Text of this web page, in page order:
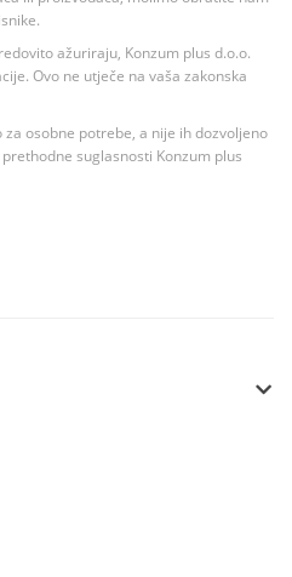
ažuriraju, Konzum plus d.o.o.
Ovo ne utječe na vaša zakonska
osobne potrebe, a nije ih dozvoljeno
suglasnosti Konzum plus